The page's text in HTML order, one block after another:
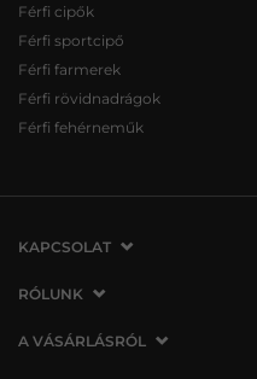
Férfi cipők
Férfi sportcipő
Férfi farmerek
Férfi rövidnadrágok
Férfi fehérneműk
KAPCSOLAT
VERMONT Services Slovakia s. r. o.
821 07 Bratislava
RÓLUNK
Cégünkről
A VÁSÁRLÁSRÓL